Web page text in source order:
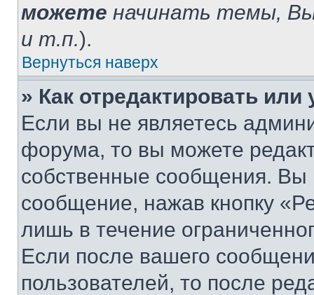
можете начинать темы,
и т.п.).
Вернуться наверх
» Как отредактировать
Если вы не являетесь
форума, то вы можете
собственные сообщения. Вы
сообщение, нажав кнопку
лишь в течение
Если после вашего
пользователей, то после